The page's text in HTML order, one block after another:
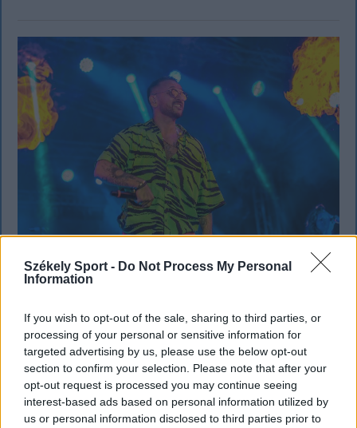
Székely Sport - Do Not Process My Personal
Information
If you wish to opt-out of the sale, sharing to third parties, or
processing of your personal or sensitive information for
targeted advertising by us, please use the below opt-out
section to confirm your selection. Please note that after your
opt-out request is processed you may continue seeing
interest-based ads based on personal information utilized by
us or personal information disclosed to third parties prior to
KRÓNIKA
Büntetőfeljelentést tett Majka ügyvédje
a romániai telefonszámról érkezett
fenyegetés miatt
Büntetőfeljelentést tett csütörtökön Majka
romániai jogi képviselője a sepsiszentgyörgyi Sic